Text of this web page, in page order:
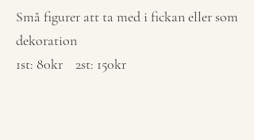
Små figurer att ta med i fickan eller som
dekoration
1st: 80kr 2st: 150kr